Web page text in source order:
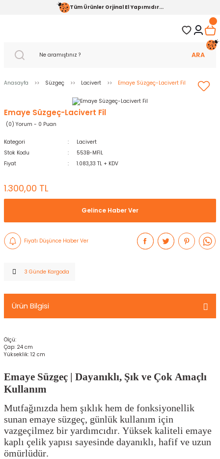
Tüm Ürünler Orjinal El Yapımıdır...
ARA
Anasayfa Süzgeç Lacivert Emaye Süzgeç-Lacivert Fil
Emaye Süzgeç-Lacivert Fil
(0) Yorum - 0 Puan
Kategori
Lacivert
Stok Kodu
553B-MFİL
Fiyat
1.083,33 TL + KDV
1.300,00 TL
Gelince Haber Ver
Fiyatı Düşünce Haber Ver
3 Günde Kargoda
Ürün Bilgisi
Ölçü:
Çap: 24 cm
Yükseklik: 12 cm
Emaye Süzgeç | Dayanıklı, Şık ve Çok Amaçlı
Kullanım
Mutfağınızda hem şıklık hem de fonksiyonellik
sunan emaye süzgeç, günlük kullanım için
vazgeçilmez bir yardımcıdır. Yüksek kaliteli emaye
kaplı çelik yapısı sayesinde dayanıklı, hafif ve uzun
ömürlüdür.